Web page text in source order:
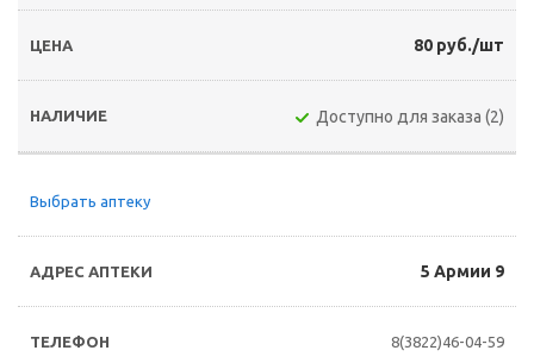
80 руб./шт
Доступно для заказа (2)
Выбрать аптеку
5 Армии 9
8(3822)46-04-59